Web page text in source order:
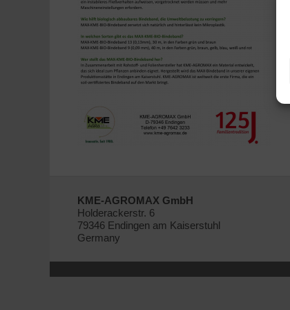
KME-AGROMAX GmbH
Holderackerstr. 6
79346 Endingen am Kaiserstuhl
Germany